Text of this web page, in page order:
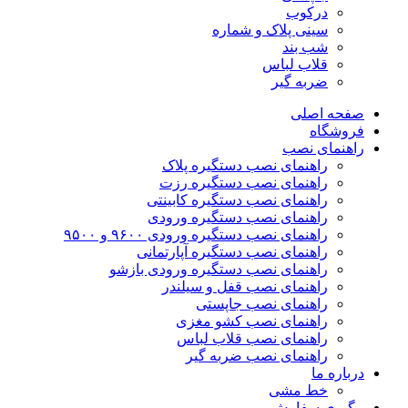
درکوب
سینی پلاک و شماره
شب بند
قلاب لباس
ضربه گیر
صفحه اصلی
فروشگاه
راهنمای نصب
راهنمای نصب دستگیره پلاک
راهنمای نصب‌ دستگیره رزت
راهنمای نصب دستگیره کابینتی
راهنمای نصب دستگیره ورودی
راهنمای نصب دستگیره ورودی ۹۶۰۰ و ۹۵۰۰
راهنمای نصب دستگیره آپارتمانی
راهنمای نصب دستگیره ورودی بازشو
راهنمای نصب قفل و سیلندر
راهنمای نصب جاپستی
راهنمای نصب کشو مغزی
راهنمای نصب قلاب لباس
راهنمای نصب ضربه گیر
درباره ما
خط مشی